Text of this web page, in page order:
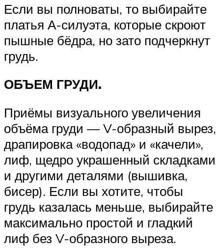
Если вы полноваты, то выбирайте
платья А-силуэта, которые скроют
пышные бёдра, но зато подчеркнут
грудь.
ОБЪЕМ ГРУДИ.
Приёмы визуального увеличения
объёма груди — V-образный вырез,
драпировка «водопад» и «качели»,
лиф, щедро украшенный складками
и другими деталями (вышивка,
бисер). Если вы хотите, чтобы
грудь казалась меньше, выбирайте
максимально простой и гладкий
лиф без V-образного выреза.